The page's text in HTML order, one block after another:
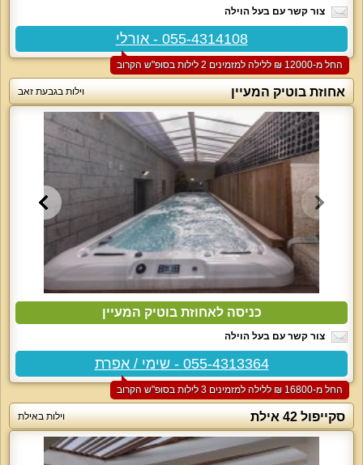
צור קשר עם בעל הוילה
055-4314108 - אורלי
החל מ-‏12000 ₪ ללילה למזמינים 2 לילות בסופ"ש הקרוב
אחוזת בוטיק המעיין וילות בגבעת זאב
כניסה לאחוזת בוטיק המעיין
צור קשר עם בעל הוילה
055-4313364 - שימי / אפרת
החל מ-‏16800 ₪ ללילה למזמינים 3 לילות בסופ"ש הקרוב
סקייפול 42 אילת וילות באילת